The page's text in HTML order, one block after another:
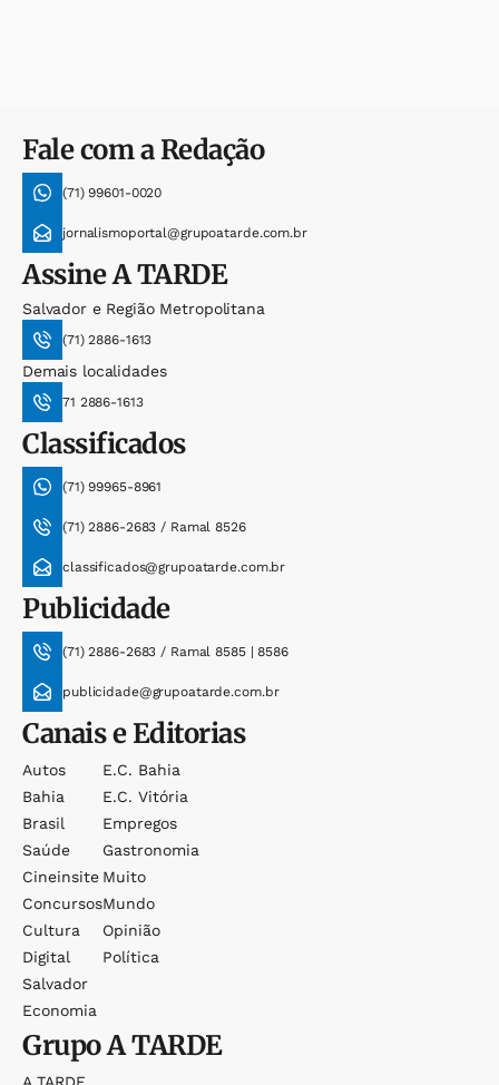
Fale com a Redação
(71) 99601-0020
jornalismoportal@grupoatarde.com.br
AssineA TARDE
Salvador e Região Metropolitana
(71) 2886-1613
Demais localidades
71 2886-1613
Classificados
(71) 99965-8961
(71) 2886-2683 / Ramal 8526
classificados@grupoatarde.com.br
Publicidade
(71) 2886-2683 / Ramal 8585 | 8586
publicidade@grupoatarde.com.br
Canais e Editorias
Autos
Bahia
Brasil
Saúde
Cineinsite
Concursos
Cultura
Digital
Salvador
Economia
E.c. Bahia
E.c. Vitória
Empregos
Gastronomia
Muito
Mundo
Opinião
Política
GrupoA TARDE